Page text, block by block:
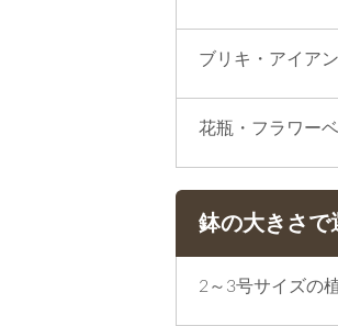
ブリキ・アイアン
花瓶・フラワー
鉢の大きさで
2～3号サイズの